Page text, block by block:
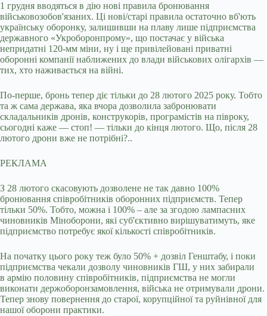
1 грудня вводяться в дію нові правила бронювання
військовозобов'язаних. Ці нові/старі правила остаточно вб'ють
українську оборонку, залишивши на плаву лише підприємства
державного «Укроборонпрому», що постачає у війська
непридатні 120-мм міни, ну і ще привілейовані приватні
оборонні компанії наближених до влади військових олігархів —
тих, хто наживається на війні.
По-перше, бронь тепер діє тільки до 28 лютого 2025 року. Тобто
та ж сама держава, яка вчора дозволила забронювати
складальників дронів, конструкорів, програмістів на півроку,
сьогодні каже — стоп! — тільки до кінця лютого. Що, після 28
лютого дрони вже не потрібні?..
РЕКЛАМА
З 28 лютого скасовують дозволене не так давно 100%
бронювання співробітників оборонних підприємств. Тепер
тільки 50%. Тобто, можна і 100% – але за згодою лампасних
чиновників Міноборони, які суб'єктивно вирішуватимуть, яке
підприємство потребує якої кількості співробітників.
На початку цього року теж було 50% + дозвіл Генштабу, і поки
підприємства чекали дозволу чиновників ГШ, у них забирали
в армію половину співробітників, підприємства не могли
виконати держоборонзамовлення, війська не отримували дрони.
Тепер знову повернення до старої, корупційної та руйнівної для
нашої оборони практики.